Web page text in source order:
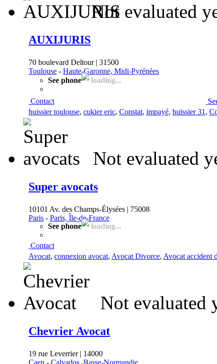
Not evaluated
AUXIJURIS
70 boulevard Deltour | 31500
Toulouse - Haute-Garonne, Midi-Pyrénées
See phone
loading...
Contact
huissier toulouse, cukier eric, Constat, impayé, huissier 31 ,
Not evaluated
Super avocats
10101 Av. des Champs-Élysées | 75008
Paris - Paris, Île-de-France
See phone
loading...
Contact
Avocat, connexion avocat, Avocat Divorce, Avocat accident
Not evaluated
Chevrier Avocat
19 rue Leverrier | 14000
Caen - Calvados, Basse-Normandie